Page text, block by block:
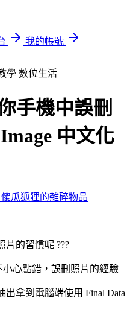
我的帳號
學 數位生活
手機中誤刪
中文化
傻瓜狐狸的雜碎物品
片的習慣呢 ???
心點錯，誤刪照片的經驗
拿到電腦端使用 Final Data